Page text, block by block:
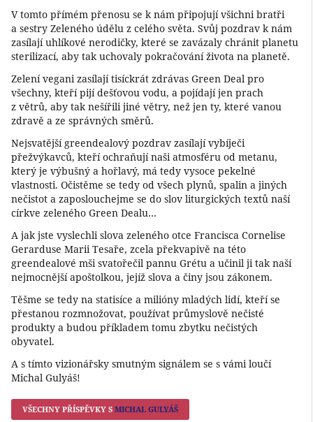
V tomto přímém přenosu se k nám připojují všichni bratři
a sestry Zeleného údělu z celého světa. Svůj pozdrav k nám
zasílají uhlíkové nerodičky, které se zavázaly chránit planetu
sterilizací, aby tak uchovaly pokračování života na planetě.
Zelení vegani zasílají tisíckrát zdrávas Green Deal pro
všechny, kteří pijí dešťovou vodu, a pojídají jen prach
z větrů, aby tak nešířili jiné větry, než jen ty, které vanou
zdravě a ze správných směrů.
Nejsvatější greendealový pozdrav zasílají vybíječi
přežvýkavců, kteří ochraňují naši atmosféru od metanu,
který je výbušný a hořlavý, má tedy vysoce pekelné
vlastnosti. Očistěme se tedy od všech plynů, spalin a jiných
nečistot a zaposlouchejme se do slov liturgických textů naší
církve zeleného Green Dealu…
A jak jste vyslechli slova zeleného otce Francisca Cornelise
Gerarduse Marii Tesaře, zcela překvapivě na této
greendealové mši svatořečil pannu Grétu a učinil ji tak naší
nejmocnější apoštolkou, jejíž slova a činy jsou zákonem.
Těšme se tedy na statisíce a milióny mladých lidí, kteří se
přestanou rozmnožovat, používat průmyslově nečisté
produkty a budou příkladem tomu zbytku nečistých
obyvatel.
A s tímto vizionářsky smutným signálem se s vámi loučí
Michal Gulyáš!
VŠECHNY PŘÍSPĚVKY S MICHAL GULYÁŠ